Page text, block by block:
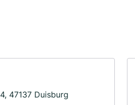
47137 Duisburg